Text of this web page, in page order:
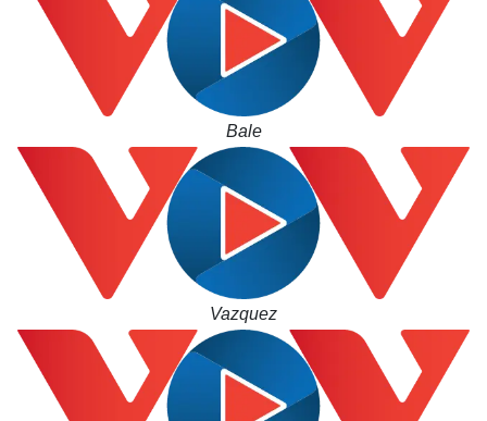
Tin nóng
Tư vấn luật
Việt Nam
Phân tích
Bale
Vazquez